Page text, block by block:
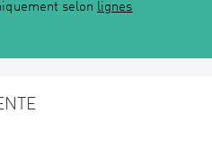
selon lignes